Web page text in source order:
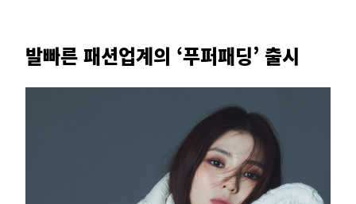
발빠른 패션업계의 ‘푸퍼패딩’ 출시